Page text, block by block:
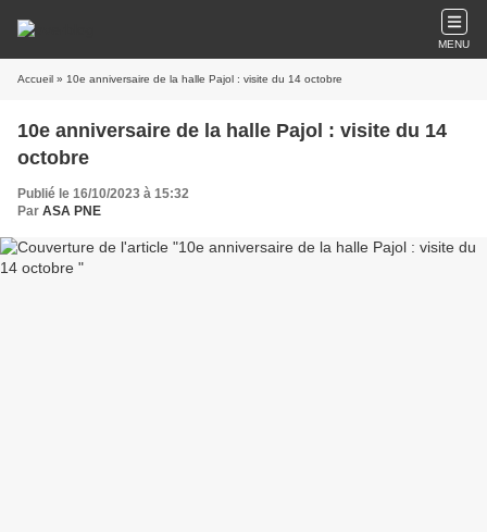
MENU
Accueil » 10e anniversaire de la halle Pajol : visite du 14 octobre
10e anniversaire de la halle Pajol : visite du 14
octobre
Publié le 16/10/2023 à 15:32
Par ASA PNE